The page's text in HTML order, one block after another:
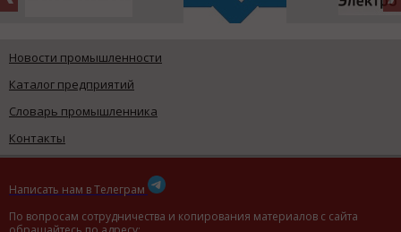
Новости промышленности
Каталог предприятий
Словарь промышленника
Контакты
Написать нам в Телеграм
По вопросам сотрудничества и копирования материалов с сайта